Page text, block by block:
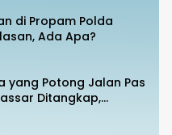
di Propam Polda
Ada Apa?
yang Potong Jalan Pas
Ditangkap,
Liar